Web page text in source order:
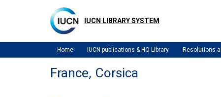
IUCN LIBRARY SYSTEM
Home IUCN publications & HQ Library Resolutions
France, Corsica